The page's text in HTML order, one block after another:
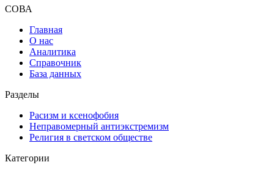
СОВА
Главная
О нас
Аналитика
Справочник
База данных
Разделы
Расизм и ксенофобия
Неправомерный антиэкстремизм
Религия в светском обществе
Категории